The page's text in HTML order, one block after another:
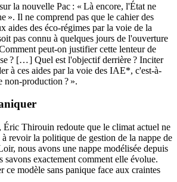
la nouvelle Pac : « Là encore, l'État ne
». Il ne comprend pas que le cahier des
aides des éco-régimes par la voie de la
pas connu à quelques jours de l'ouverture
peut-on justifier cette lenteur de
? [… ] Quel est l'objectif derrière ? Inciter
à ces aides par la voie des IAE*, c'est-à-
non-production ? ».
Thirouin redoute que le climat actuel ne
revoir la politique de gestion de la nappe de
nous avons une nappe modélisée depuis
savons exactement comment elle évolue.
modèle sans panique face aux craintes